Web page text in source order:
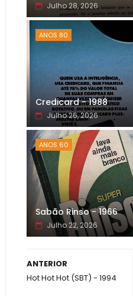
Julho 28, 2026
ANOS 80
Credicard - 1988
Julho 26, 2026
ANOS 60
Sabão Rinso - 1966
Julho 22, 2026
ANTERIOR
Hot Hot Hot (SBT) - 1994